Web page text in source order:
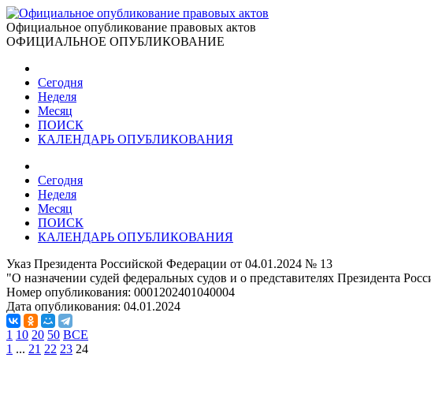
Официальное опубликование правовых актов
ОФИЦИАЛЬНОЕ ОПУБЛИКОВАНИЕ
Сегодня
Неделя
Месяц
ПОИСК
КАЛЕНДАРЬ ОПУБЛИКОВАНИЯ
Сегодня
Неделя
Месяц
ПОИСК
КАЛЕНДАРЬ ОПУБЛИКОВАНИЯ
Указ Президента Российской Федерации от 04.01.2024 № 13
"О назначении судей федеральных судов и о представителях Президента
Номер опубликования: 0001202401040004
Дата опубликования: 04.01.2024
1 10 20 50 ВСЕ
1 ... 21 22 23 24